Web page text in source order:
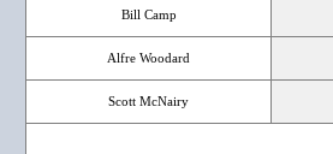
Bill Camp
Alfre Woodard
Scott McNairy